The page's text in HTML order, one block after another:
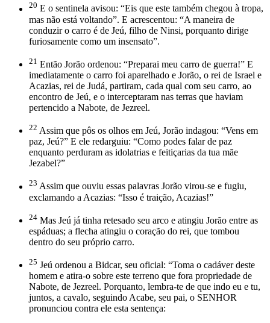
20 E o sentinela avisou: “Eis que este também chegou à tropa,
mas não está voltando”. E acrescentou: “A maneira de
conduzir o carro é de Jeú, filho de Ninsi, porquanto dirige
furiosamente como um insensato”.
21 Então Jorão ordenou: “Preparai meu carro de guerra!” E
imediatamente o carro foi aparelhado e Jorão, o rei de Israel e
Acazias, rei de Judá, partiram, cada qual com seu carro, ao
encontro de Jeú, e o interceptaram nas terras que haviam
pertencido a Nabote, de Jezreel.
22 Assim que pôs os olhos em Jeú, Jorão indagou: “Vens em
paz, Jeú?” E ele redarguiu: “Como podes falar de paz
enquanto perduram as idolatrias e feitiçarias da tua mãe
Jezabel?”
23 Assim que ouviu essas palavras Jorão virou-se e fugiu,
exclamando a Acazias: “Isso é traição, Acazias!”
24 Mas Jeú já tinha retesado seu arco e atingiu Jorão entre as
espáduas; a flecha atingiu o coração do rei, que tombou
dentro do seu próprio carro.
25 Jeú ordenou a Bidcar, seu oficial: “Toma o cadáver deste
homem e atira-o sobre este terreno que fora propriedade de
Nabote, de Jezreel. Porquanto, lembra-te de que indo eu e tu,
juntos, a cavalo, seguindo Acabe, seu pai, o SENHOR
pronunciou contra ele esta sentença: